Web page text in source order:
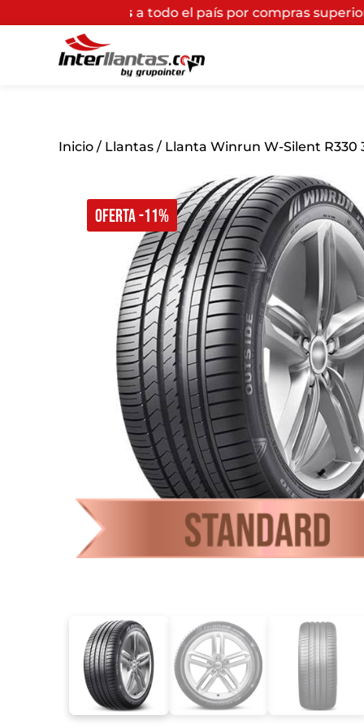
a todo el país por compras superiores a $200.000*
OFERTA -11%
Inicio / Llantas / Llanta Winrun W-Silent R330